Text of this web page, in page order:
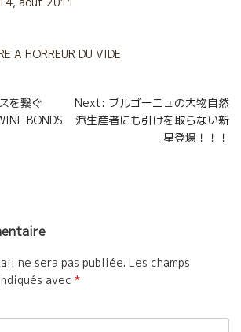
l
a
e
A HORREUR DU VIDE
を繋ぐ
BONDS
Next: ブルゴーニュの大物自然
派生産者にも引けを取らない新
星登場！！！
ne sera pas publiée. Les champs
avec *